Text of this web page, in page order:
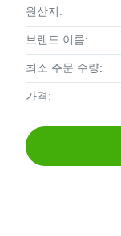
원산지:
브랜드 이름:
최소 주문 수량:
가격: